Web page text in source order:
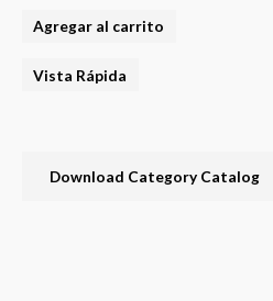
Agregar al carrito
Vista Rápida
Download Category Catalog